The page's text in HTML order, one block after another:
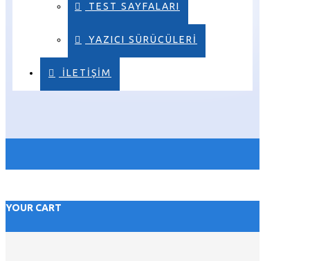
TEST SAYFALARI
YAZICI SÜRÜCÜLERI
ILETIŞIM
YOUR CART